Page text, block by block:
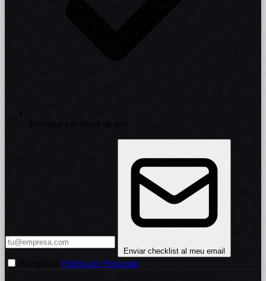
Enviar checklist al meu email
Politica de Privacitat